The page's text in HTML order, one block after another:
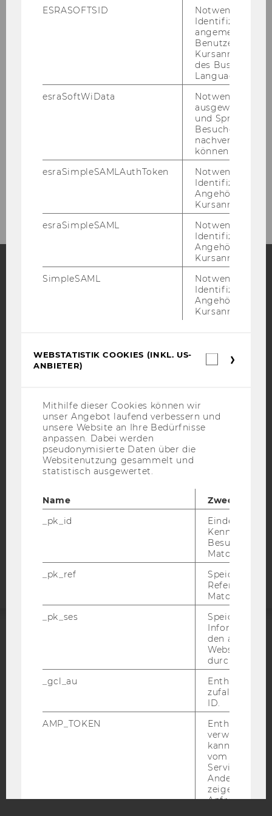
Events & Seminars
Blog
IMPRESSUM
BARRIEREFREIHEITSERKLÄRUNG WEBSEITE
DATENSCHUTZERKLÄRUNG
DATENSCHUTZERKLÄRUNG SOCIAL MEDIA
STUDIENBEWERBER*INNEN UND STUDIERENDE
COOKIE EINSTELLUNGEN
Barrierefreiheitserklärung
EQUIS AACSB
ESRASOFTSID
Notwendig zur
Identifizierung
angemeldeten
Benutzers im
des Business
Language
esraSoftWiData
Notwendig um
ausgewählte
und
Besuchers
nachverfolgen
können.
esraSimpleSAMLAuthToken
Notwendig zur
Identifizierung
Angehörige/r für
Kursanmeldung.
esraSimpleSAML
Notwendig zur
Identifizierung
Angehörige/r für
Kursanmeldung.
SimpleSAML
Notwendig zur
Identifizierung
Angehörige/r für
Kursanmeldung.
WEBSTATISTIK COOKIES (INKL. US-
ANBIETER)
Mithilfe dieser Cookies können wir
unser Angebot laufend verbessern und
unsere Website an Ihre Bedürfnisse
anpassen. Dabei werden
pseudonymisierte Daten über die
Websitenutzung gesammelt und
statistisch ausgewertet.
Name
Zweck
_pk_id
Eindeutige
Besuchers
Matomo.
_pk_ref
Speicherung
Referrers
Matomo.
_pk_ses
Speicherung
den aktuellen
durch
_gcl_au
Enthält eine
ID.
AMP_TOKEN
Enthält ein
verwendet
kann, um
vom AMP-
Service
Andere
zeigen Opt-
Anfrage im